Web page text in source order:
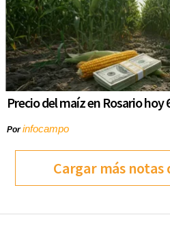
Precio del maíz en Rosario hoy
Porinfocampo
Cargar más notas